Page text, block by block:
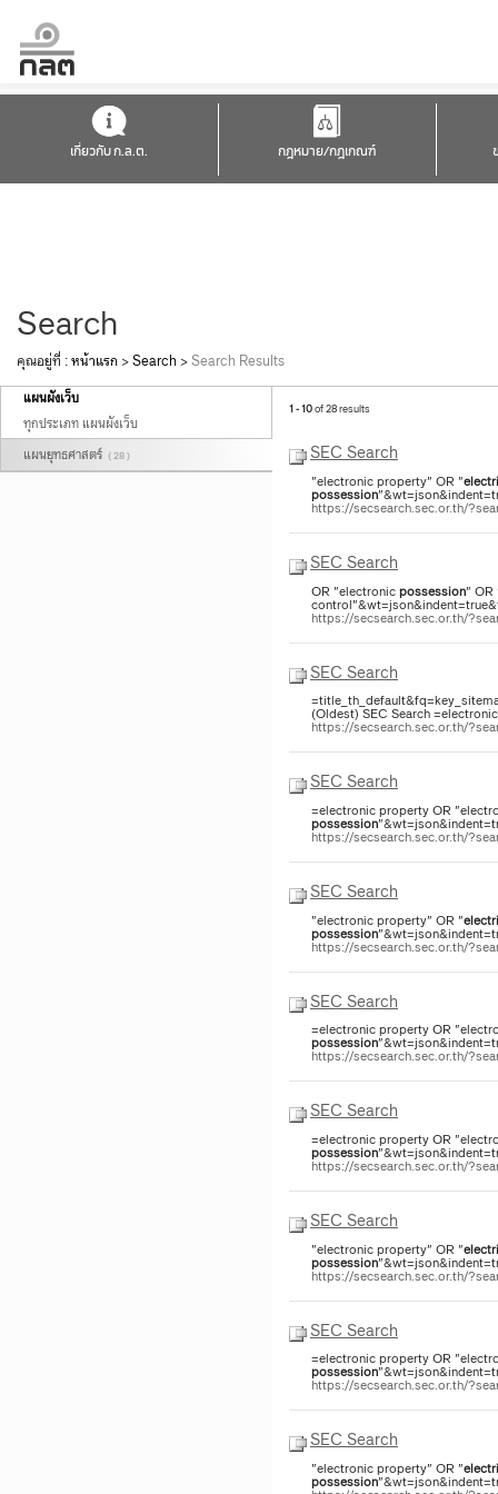
เกี่ยวกับ ก.ล.ต. กฎหมาย/กฎเกณฑ์
Search
คุณอยู่ที่ :หน้าแรก >Search >Search Results
แผนผังเว็บ
ทุกประเภท แผนผังเว็บ
แผนยุทธศาสตร์ ( 28 )
1 - 10of 28 results
SEC Search
"electronic property" OR "
possession
https://secsearch.sec.or.th/
SEC Search
OR "electronicpossession" OR
https://secsearch.sec.or.th/
SEC Search
(Oldest) SEC Search
https://secsearch.sec.or.th/
SEC Search
=electronic property OR
possession
https://secsearch.sec.or.th/
SEC Search
"electronic property" OR "
possession
https://secsearch.sec.or.th/
SEC Search
=electronic property OR
possession
https://secsearch.sec.or.th/
SEC Search
=electronic property OR
possession
https://secsearch.sec.or.th/
SEC Search
"electronic property" OR "
possession
https://secsearch.sec.or.th/
SEC Search
=electronic property OR
possession
https://secsearch.sec.or.th/
SEC Search
"electronic property" OR "
possession